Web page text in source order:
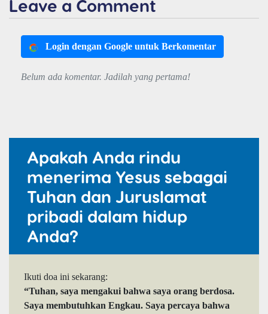
Leave a Comment
Login dengan Google untuk Berkomentar
Belum ada komentar. Jadilah yang pertama!
Apakah Anda rindu
menerima Yesus sebagai
Tuhan dan Juruslamat
pribadi dalam hidup
Anda?
Ikuti doa ini sekarang:
“Tuhan, saya mengakui bahwa saya orang berdosa.
Saya membutuhkan Engkau. Saya percaya bahwa